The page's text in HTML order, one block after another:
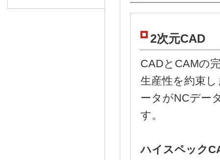
2次元CAD
CADとCAMの
生産性を約束
ータがNCデー
す。
ハイスペック